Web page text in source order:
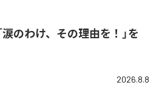
涙のわけ、その理由を！」を
2026.8.8